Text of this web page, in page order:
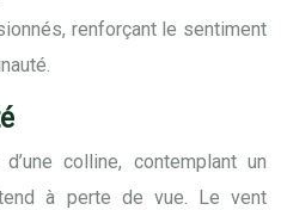
renforçant le sentiment
colline, contemplant un
à perte de vue. Le vent